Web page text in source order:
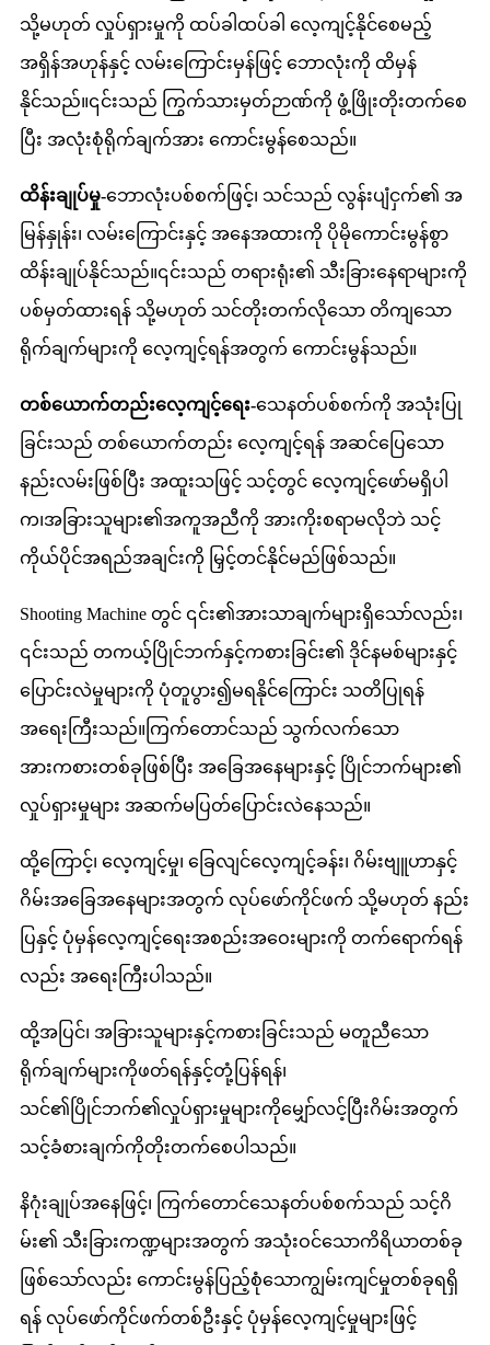
သို့မဟုတ် လှုပ်ရှားမှုကို ထပ်ခါထပ်ခါ လေ့ကျင့်နိုင်စေမည့်
အရှိန်အဟုန်နှင့် လမ်းကြောင်းမှန်ဖြင့် ဘောလုံးကို ထိမှန်
နိုင်သည်။၎င်းသည် ကြွက်သားမှတ်ဉာဏ်ကို ဖွံ့ဖြိုးတိုးတက်စေ
ပြီး အလုံးစုံရိုက်ချက်အား ကောင်းမွန်စေသည်။
ထိန်းချုပ်မှု-ဘောလုံးပစ်စက်ဖြင့်၊ သင်သည် လွန်းပျံငှက်၏ အ
မြန်နှုန်း၊ လမ်းကြောင်းနှင့် အနေအထားကို ပိုမိုကောင်းမွန်စွာ
ထိန်းချုပ်နိုင်သည်။၎င်းသည် တရားရုံး၏ သီးခြားနေရာများကို
ပစ်မှတ်ထားရန် သို့မဟုတ် သင်တိုးတက်လိုသော တိကျသော
ရိုက်ချက်များကို လေ့ကျင့်ရန်အတွက် ကောင်းမွန်သည်။
တစ်ယောက်တည်းလေ့ကျင့်ရေး-သေနတ်ပစ်စက်ကို အသုံးပြု
ခြင်းသည် တစ်ယောက်တည်း လေ့ကျင့်ရန် အဆင်ပြေသော
နည်းလမ်းဖြစ်ပြီး အထူးသဖြင့် သင့်တွင် လေ့ကျင့်ဖော်မရှိပါ
က၊အခြားသူများ၏အကူအညီကို အားကိုးစရာမလိုဘဲ သင့်
ကိုယ်ပိုင်အရည်အချင်းကို မြှင့်တင်နိုင်မည်ဖြစ်သည်။
Shooting Machine တွင် ၎င်း၏အားသာချက်များရှိသော်လည်း၊
၎င်းသည် တကယ့်ပြိုင်ဘက်နှင့်ကစားခြင်း၏ ဒိုင်နမစ်များနှင့်
ပြောင်းလဲမှုများကို ပုံတူပွား၍မရနိုင်ကြောင်း သတိပြုရန်
အရေးကြီးသည်။ကြက်တောင်သည် သွက်လက်သော
အားကစားတစ်ခုဖြစ်ပြီး အခြေအနေများနှင့် ပြိုင်ဘက်များ၏
လှုပ်ရှားမှုများ အဆက်မပြတ်ပြောင်းလဲနေသည်။
ထို့ကြောင့်၊ လေ့ကျင့်မှု၊ ခြေလျင်လေ့ကျင့်ခန်း၊ ဂိမ်းဗျူဟာနှင့်
ဂိမ်းအခြေအနေများအတွက် လုပ်ဖော်ကိုင်ဖက် သို့မဟုတ် နည်း
ပြနှင့် ပုံမှန်လေ့ကျင့်ရေးအစည်းအဝေးများကို တက်ရောက်ရန်
လည်း အရေးကြီးပါသည်။
ထို့အပြင်၊ အခြားသူများနှင့်ကစားခြင်းသည် မတူညီသော
ရိုက်ချက်များကိုဖတ်ရန်နှင့်တုံ့ပြန်ရန်၊
သင်၏ပြိုင်ဘက်၏လှုပ်ရှားမှုများကိုမျှော်လင့်ပြီးဂိမ်းအတွက်
သင့်ခံစားချက်ကိုတိုးတက်စေပါသည်။
နိဂုံးချုပ်အနေဖြင့်၊ ကြက်တောင်သေနတ်ပစ်စက်သည် သင့်ဂိ
မ်း၏ သီးခြားကဏ္ဍများအတွက် အသုံးဝင်သောကိရိယာတစ်ခု
ဖြစ်သော်လည်း ကောင်းမွန်ပြည့်စုံသောကျွမ်းကျင်မှုတစ်ခုရရှိ
ရန် လုပ်ဖော်ကိုင်ဖက်တစ်ဦးနှင့် ပုံမှန်လေ့ကျင့်မှုများဖြင့်